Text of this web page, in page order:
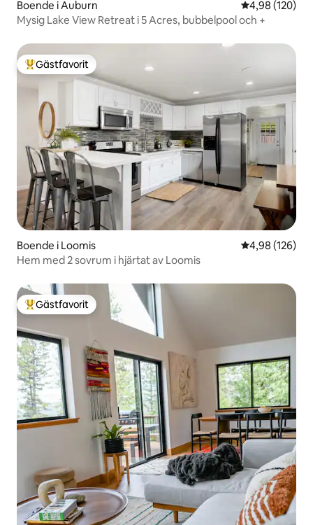
Boende i Auburn 4,98 av 5 i
4,98 (120)
Mysig Lake View Retreat i 5 Acres, bubbelpool och +
Populär gästfavorit
Gästfavorit
Boende i Loomis 4,98 av 5 i
4,98 (126)
Hem med 2 sovrum i hjärtat av Loomis
Populär gästfavorit
Gästfavorit